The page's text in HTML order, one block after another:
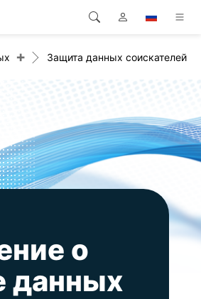
океан
Америка
+ Защита данных соискателей
о
данных